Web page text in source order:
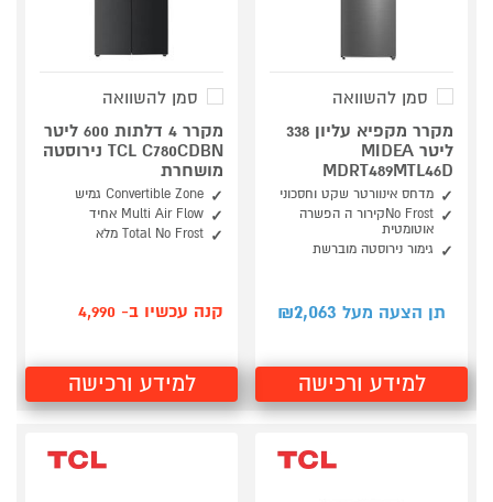
סמן להשוואה
מקרר מקפיא עליון 338
ליטר MIDEA
MDRT489MTL46D
מדחס אינוורטר שקט וחסכוני
No Frostקירור ה הפשרה
אוטומטית
גימור נירוסטה מוברשת
תן הצעה מעל ₪ 2,063
למידע ורכישה
סמן להשוואה
מקרר 4 דלתות 600 ליטר
TCL C780CDBN נירוסטה
מושחרת
Convertible Zone גמיש
Multi Air Flow אחיד
Total No Frost מלא
קנה עכשיו ב- 4,990
למידע ורכישה